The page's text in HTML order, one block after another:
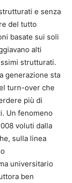
e senza
del tutto
basate sui soli
alti
strutturati.
generazione sta
turn-over che
più di
Un fenomeno
voluti dalla
sulla linea
universitario
ben